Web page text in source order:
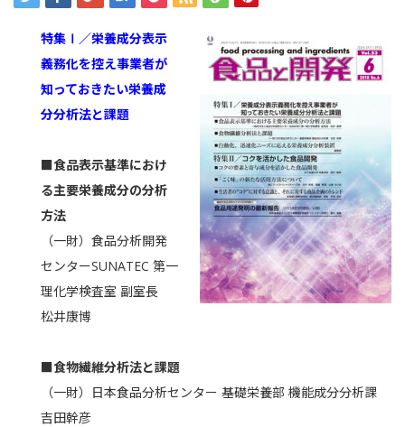
特集Ⅰ／栄養成分表示
義務化を控え事業者が
知っておきたい栄養成
分分析法と課題
■食品表示基準におけ
る主要栄養成分の分析
方法
（一財）食品分析開発
センターSUNATEC 第一
理化学検査室 副室長
松井康博
■食物繊維分析法と課題
（一財）日本食品分析センター 基礎栄養部 機能成分分析課
吉田幹彦